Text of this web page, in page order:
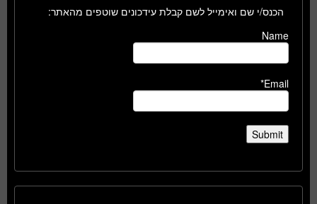
הכנס/י שם ואימייל לשם קבלת עידכונים שוטפים מהאתר:
Name
Email*